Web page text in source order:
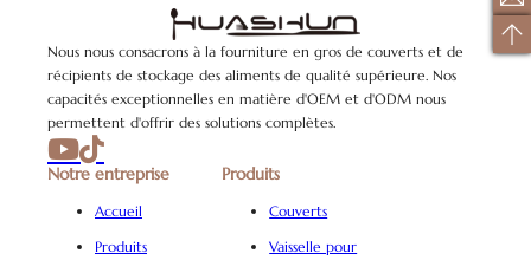
Nous nous consacrons à la fourniture en gros de couverts et de
récipients de stockage des aliments de qualité supérieure. Nos
capacités exceptionnelles en matière d'OEM et d'ODM nous
permettent d'offrir des solutions complètes.
Notre entreprise
Accueil
Produits
Produits
Couverts
Vaisselle pour